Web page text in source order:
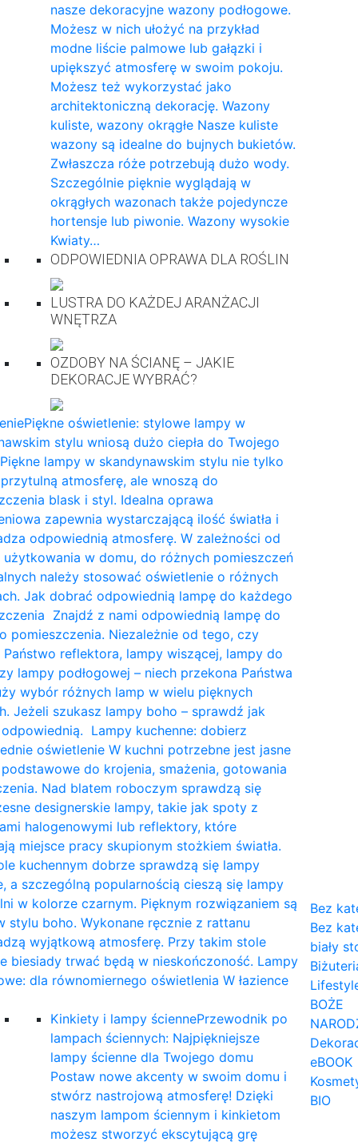
nasze dekoracyjne wazony podłogowe.
Możesz w nich ułożyć na przykład
modne liście palmowe lub gałązki i
upiększyć atmosferę w swoim pokoju.
Możesz też wykorzystać jako
architektoniczną dekorację. Wazony
kuliste, wazony okrągłe Nasze kuliste
wazony są idealne do bujnych bukietów.
Zwłaszcza róże potrzebują dużo wody.
Szczególnie pięknie wyglądają w
okrągłych wazonach także pojedyncze
hortensje lub piwonie. Wazony wysokie
Kwiaty…
ODPOWIEDNIA OPRAWA DLA ROŚLIN
LUSTRA DO KAŻDEJ ARANŻACJI
WNĘTRZA
OZDOBY NA ŚCIANĘ – JAKIE
DEKORACJE WYBRAĆ?
Piękne oświetlenie: stylowe lampy w
stylu wniosą dużo ciepła do Twojego
lampy w skandynawskim stylu nie tylko
atmosferę, ale wnoszą do
blask i styl. Idealna oprawa
zapewnia wystarczającą ilość światła i
odpowiednią atmosferę. W zależności od
użytkowania w domu, do różnych pomieszczeń
należy stosować oświetlenie o różnych
Jak dobrać odpowiednią lampę do każdego
Znajdź z nami odpowiednią lampę do
pomieszczenia. Niezależnie od tego, czy
Państwo reflektora, lampy wiszącej, lampy do
lampy podłogowej – niech przekona Państwa
wybór różnych lamp w wielu pięknych
Jeżeli szukasz lampy boho – sprawdź jak
Lampy kuchenne: dobierz
oświetlenie W kuchni potrzebne jest jasne
podstawowe do krojenia, smażenia, gotowania
Nad blatem roboczym sprawdzą się
designerskie lampy, takie jak spoty z
halogenowymi lub reflektory, które
miejsce pracy skupionym stożkiem światła.
kuchennym dobrze sprawdzą się lampy
a szczególną popularnością cieszą się lampy
w kolorze czarnym. Pięknym rozwiązaniem są
stylu boho. Wykonane ręcznie z rattanu
wyjątkową atmosferę. Przy takim stole
biesiady trwać będą w nieskończoność. Lampy
dla równomiernego oświetlenia W łazience
Kinkiety i lampy ściennePrzewodnik po
lampach ściennych: Najpiękniejsze
lampy ścienne dla Twojego domu
Postaw nowe akcenty w swoim domu i
stwórz nastrojową atmosferę! Dzięki
naszym lampom ściennym i kinkietom
możesz stworzyć ekscytującą grę
Bez
Bez
biały
BOŻE
eBOOK
BIO